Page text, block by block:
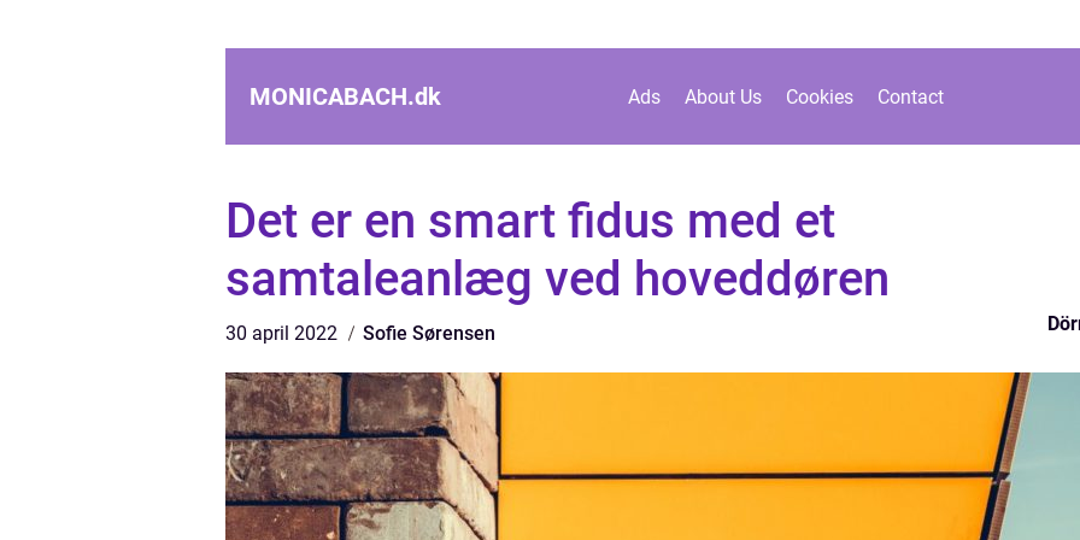
MONICABACH.dk Ads About Us Cookies Contact
Det er en smart fidus med et
samtaleanlæg ved hoveddøren
30 april 2022 Sofie Sørensen